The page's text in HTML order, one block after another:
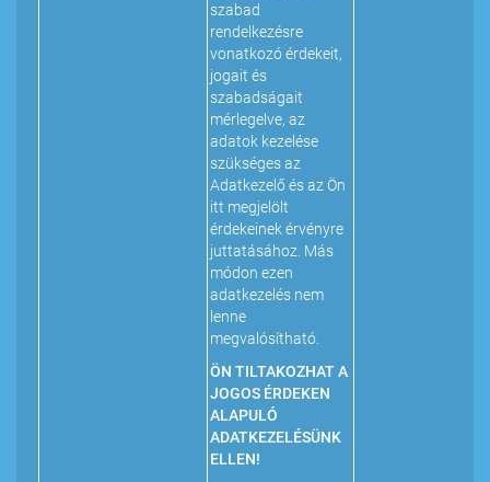
szabad
rendelkezésre
vonatkozó érdekeit,
jogait és
szabadságait
mérlegelve, az
adatok kezelése
szükséges az
Adatkezelő és az Ön
itt megjelölt
érdekeinek érvényre
juttatásához. Más
módon ezen
adatkezelés nem
lenne
megvalósítható.
ÖN TILTAKOZHAT A
JOGOS ÉRDEKEN
ALAPULÓ
ADATKEZELÉSÜNK
ELLEN!